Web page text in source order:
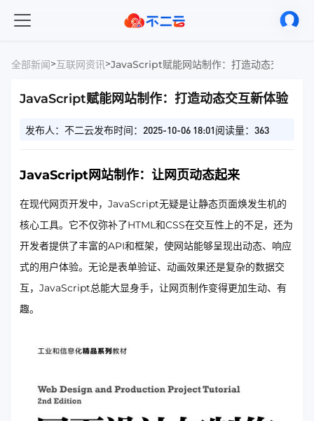
全部新闻>互联网资讯>JavaScript赋能网站制作：打造动态交互新体
JavaScript赋能网站制作：打造动态交互新体验
发布人：不二云发布时间：2025-10-06 18:01阅读量：363
JavaScript网站制作：让网页动态起来
在现代网页开发中，JavaScript无疑是让静态页面焕发生机的
核心工具。它不仅弥补了HTML和CSS在交互性上的不足，还为
开发者提供了丰富的API和框架，使网站能够呈现出动态、响应
式的用户体验。无论是表单验证、动画效果还是复杂的数据交
互，JavaScript总能大显身手，让网页制作变得更加生动、有
趣。